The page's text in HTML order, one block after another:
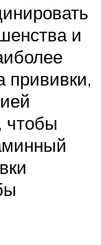
и
прививки,
чтобы